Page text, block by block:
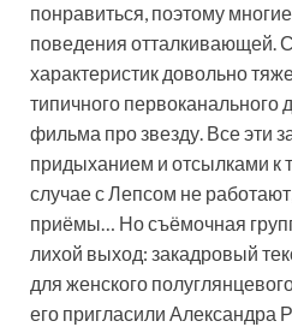
понравиться, поэтому
поведения отталкивающей.
характеристик довольно
типичного первоканального
фильма про звезду. Все эти
придыханием и отсылками к
случае с Лепсом не
приёмы… Но съёмочная
лихой выход: закадровый
для женского
его пригласили